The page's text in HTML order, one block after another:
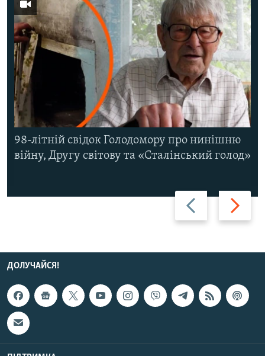
Назад Вперед
98-літній свідок Голодомору про нинішню
війну, Другу світову та «Сталінський голод»
ДОЛУЧАЙСЯ!